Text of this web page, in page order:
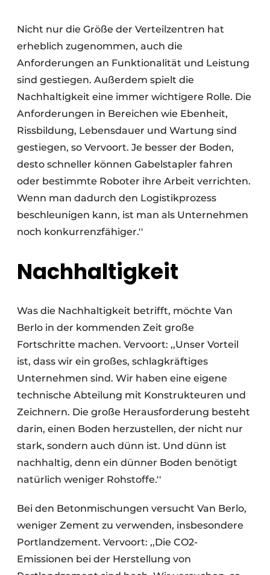
Nicht nur die Größe der Verteilzentren hat
erheblich zugenommen, auch die
Anforderungen an Funktionalität und Leistung
sind gestiegen. Außerdem spielt die
Nachhaltigkeit eine immer wichtigere Rolle. Die
Anforderungen in Bereichen wie Ebenheit,
Rissbildung, Lebensdauer und Wartung sind
gestiegen, so Vervoort. Je besser der Boden,
desto schneller können Gabelstapler fahren
oder bestimmte Roboter ihre Arbeit verrichten.
Wenn man dadurch den Logistikprozess
beschleunigen kann, ist man als Unternehmen
noch konkurrenzfähiger.''
Nachhaltigkeit
Was die Nachhaltigkeit betrifft, möchte Van
Berlo in der kommenden Zeit große
Fortschritte machen. Vervoort: ,,Unser Vorteil
ist, dass wir ein großes, schlagkräftiges
Unternehmen sind. Wir haben eine eigene
technische Abteilung mit Konstrukteuren und
Zeichnern. Die große Herausforderung besteht
darin, einen Boden herzustellen, der nicht nur
stark, sondern auch dünn ist. Und dünn ist
nachhaltig, denn ein dünner Boden benötigt
natürlich weniger Rohstoffe.''
Bei den Betonmischungen versucht Van Berlo,
weniger Zement zu verwenden, insbesondere
Portlandzement. Vervoort: ,,Die CO2-
Emissionen bei der Herstellung von